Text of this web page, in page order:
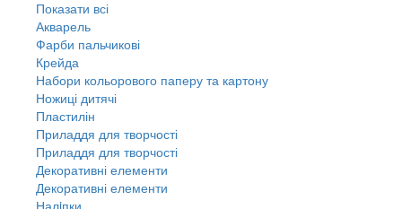
Показати всі
Акварель
Фарби пальчикові
Крейда
Набори кольорового паперу та картону
Ножиці дитячі
Пластилін
Приладдя для творчості
Приладдя для творчості
Декоративні елементи
Декоративні елементи